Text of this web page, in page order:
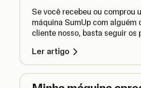
Se você recebeu ou comprou
máquina SumUp com alguém
cliente nosso, basta seguir os
Ler artigo